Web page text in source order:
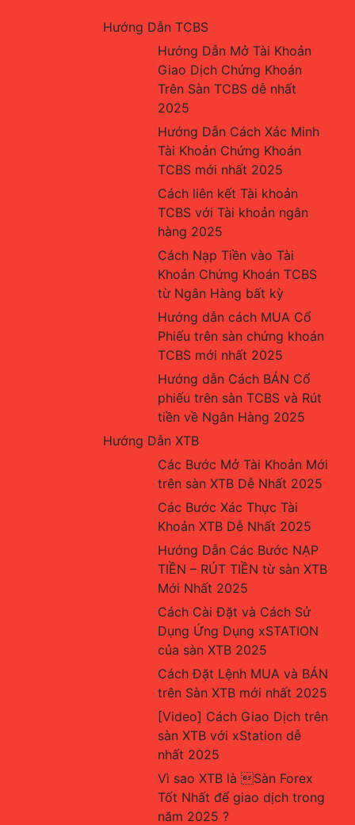
Hướng Dẫn TCBS
Hướng Dẫn Mở Tài Khoản
Giao Dịch Chứng Khoán
Trên Sàn TCBS dễ nhất
2025
Hướng Dẫn Cách Xác Minh
Tài Khoản Chứng Khoán
TCBS mới nhất 2025
Cách liên kết Tài khoản
TCBS với Tài khoản ngân
hàng 2025
Cách Nạp Tiền vào Tài
Khoản Chứng Khoán TCBS
từ Ngân Hàng bất kỳ
Hướng dẫn cách MUA Cổ
Phiếu trên sàn chứng khoán
TCBS mới nhất 2025
Hướng dẫn Cách BÁN Cổ
phiếu trên sàn TCBS và Rút
tiền về Ngân Hàng 2025
Hướng Dẫn XTB
Các Bước Mở Tài Khoản Mới
trên sàn XTB Dễ Nhất 2025
Các Bước Xác Thực Tài
Khoản XTB Dễ Nhất 2025
Hướng Dẫn Các Bước NẠP
TIỀN – RÚT TIỀN từ sàn XTB
Mới Nhất 2025
Cách Cài Đặt và Cách Sử
Dụng Ứng Dụng xSTATION
của sàn XTB 2025
Cách Đặt Lệnh MUA và BÁN
trên Sàn XTB mới nhất 2025
[Video] Cách Giao Dịch trên
sàn XTB với xStation dễ
nhất 2025
Vì sao XTB là Sàn Forex
Tốt Nhất để giao dịch trong
năm 2025 ?